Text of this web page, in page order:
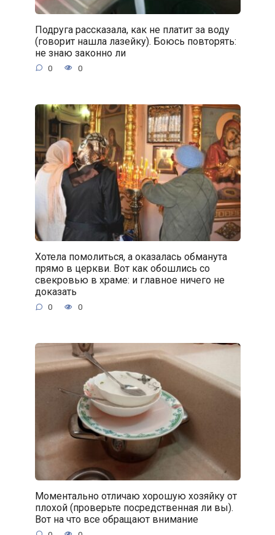
Подруга рассказала, как не платит за воду
(говорит нашла лазейку). Боюсь повторять:
не знаю законно ли
0 0
Хотела помолиться, а оказалась обманута
прямо в церкви. Вот как обошлись со
свекровью в храме: и главное ничего не
доказать
0 0
Моментально отличаю хорошую хозяйку от
плохой (проверьте посредственная ли вы).
Вот на что все обращают внимание